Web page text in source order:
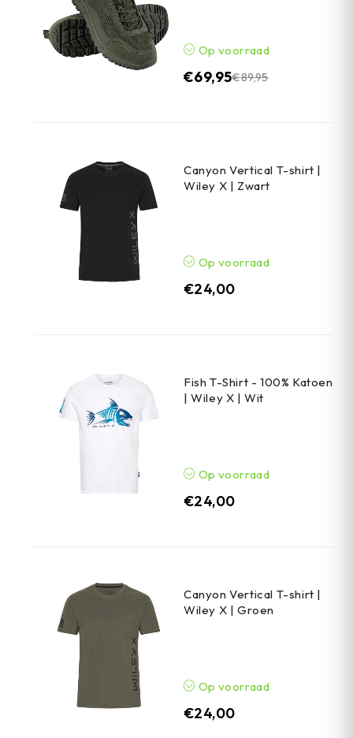
Op voorraad
€89,95
€69,95
Canyon Vertical T-shirt |
Wiley X | Zwart
Op voorraad
€24,00
Fish T-Shirt - 100% Katoen
| Wiley X | Wit
Op voorraad
€24,00
Canyon Vertical T-shirt |
Wiley X | Groen
Op voorraad
€24,00